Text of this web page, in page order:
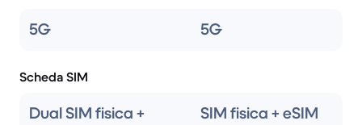
5G 5G
Scheda SIM
Dual SIM fisica +
SIM fisica + eSIM